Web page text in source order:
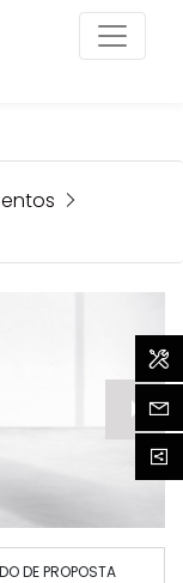
DE PROPOSTA